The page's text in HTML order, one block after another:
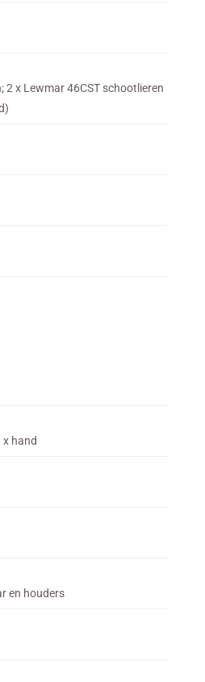
2 x Lewmar 46CST schootlieren
x hand
en houders